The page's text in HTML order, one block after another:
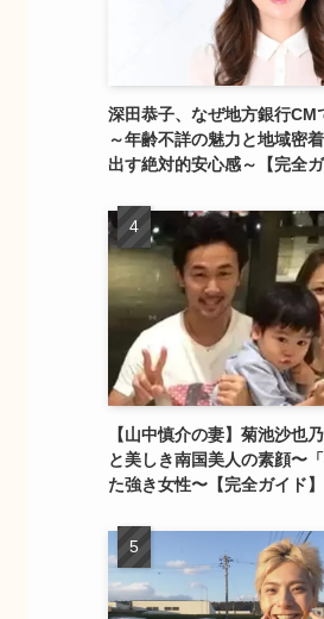
深田恭子、なぜ地方銀行CM
～年齢不詳の魅力と地域密
出す絶対的安心感～【完全ガ
【山中慎介の妻】菊池沙也
と美しき南国美人の素顔〜
た強き女性〜【完全ガイド】